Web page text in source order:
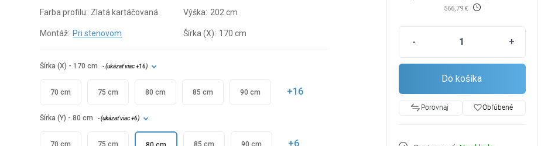
Farba profilu: Zlatá kartáčovaná Výška: 202 cm
Montáž: Pri stenovom Šírka (X): 170 cm
Šírka (X) - 170 cm - (ukázať viac+16)
70 cm 75 cm 80 cm 85 cm 90 cm +16
Šírka (Y) - 80 cm - (ukázať viac+6)
70 cm 75 cm 85 cm 90 cm +6
566,79 €
- +
Do košíka
Porovnaj favorite_borderObľúbené